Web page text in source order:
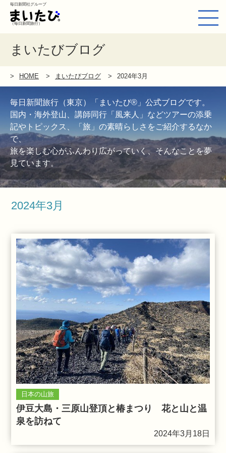
毎日新聞社グループ
（毎日新聞旅行）
まいたびブログ
HOME まいたびブログ 2024年3月
毎日新聞旅行（東京）「まいたび®」公式ブログです。
国内・海外登山、講師同行「風来人」などツアーの添乗
記やトピックス、「旅」の素晴らしさをご紹介するなか
で、
旅を楽しむ心がふんわり広がっていく、そんなことを夢
見ています。
2024年3月
日本の山旅
伊豆大島・三原山登頂と椿まつり 花と山と温
泉を訪ねて
2024年3月18日